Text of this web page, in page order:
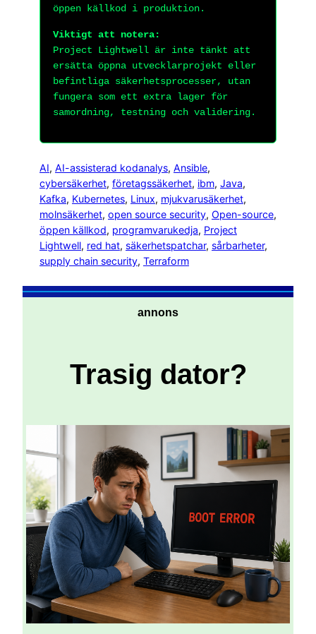
öppen källkod i produktion.
Viktigt att notera:
Project Lightwell är inte tänkt att
ersätta öppna utvecklarprojekt eller
befintliga säkerhetsprocesser, utan
fungera som ett extra lager för
samordning, testning och validering.
AI, AI-assisterad kodanalys, Ansible
cybersäkerhet, företagssäkerhet, ibm, Java
Kafka, Kubernetes, Linux, mjukvarusäkerhet
molnsäkerhet, open source security, Open-source
öppen källkod, programvarukedja, Project
Lightwell, red hat, säkerhetspatchar, sårbarheter
supply chain security, Terraform
annons
Trasig dator?